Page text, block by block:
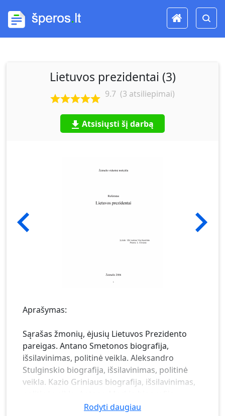
Lietuvos prezidentai (3)
9.7 (3 atsiliepimai)
Atsisiųsti šį darbą
Aprašymas:
Sąrašas žmonių, ėjusių Lietuvos Prezidento
pareigas. Antano Smetonos biografija,
išsilavinimas, politinė veikla. Aleksandro
Stulginskio biografija, išsilavinimas, politinė
veikla. Kazio Griniaus biografija, išsilavinimas,
išsilavinimas, politinė veikla. Algirdo Mykolo
Rodyti daugiau